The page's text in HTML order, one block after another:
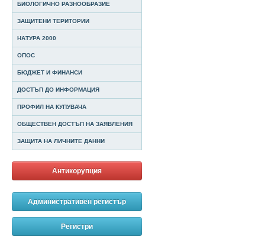
БИОЛОГИЧНО РАЗНООБРАЗИЕ
ЗАЩИТЕНИ ТЕРИТОРИИ
НАТУРА 2000
ОПОС
БЮДЖЕТ И ФИНАНСИ
ДОСТЪП ДО ИНФОРМАЦИЯ
ПРОФИЛ НА КУПУВАЧА
ОБЩЕСТВЕН ДОСТЪП НА ЗАЯВЛЕНИЯ
ЗАЩИТА НА ЛИЧНИТЕ ДАННИ
Антикорупция
Административен регистър
Регистри